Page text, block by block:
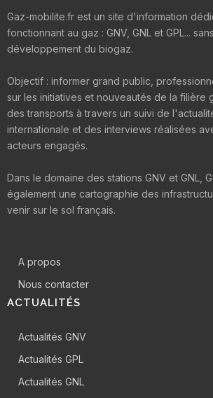
Gaz-mobilite.fr est un site d'information
fonctionnant au gaz : GNV, GNL et GPL...
développement du biogaz.
Objectif : informer grand public,
sur les initiatives et nouveautés de la filière
des transports à travers un suivi de
internationale et des interviews réalisées
acteurs engagés.
Dans le domaine des stations GNV et GNL,
également une cartographie des
venir sur le sol français.
A propos
Nous contacter
ACTUALITÉS
Actualités GNV
Actualités GPL
Actualités GNL